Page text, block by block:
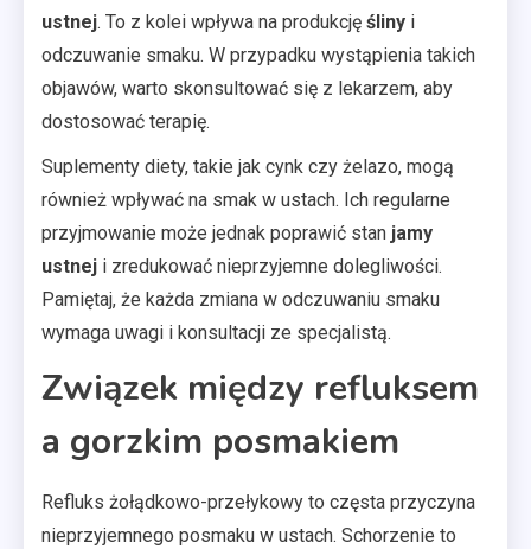
ustnej. To z kolei wpływa na produkcję śliny i
odczuwanie smaku. W przypadku wystąpienia takich
objawów, warto skonsultować się z lekarzem, aby
dostosować terapię.
Suplementy diety, takie jak cynk czy żelazo, mogą
również wpływać na smak w ustach. Ich regularne
przyjmowanie może jednak poprawić stan jamy
ustnej i zredukować nieprzyjemne dolegliwości.
Pamiętaj, że każda zmiana w odczuwaniu smaku
wymaga uwagi i konsultacji ze specjalistą.
Związek między refluksem
a gorzkim posmakiem
Refluks żołądkowo-przełykowy to częsta przyczyna
nieprzyjemnego posmaku w ustach. Schorzenie to